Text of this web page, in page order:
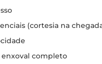
(cortesia na
enxoval completo